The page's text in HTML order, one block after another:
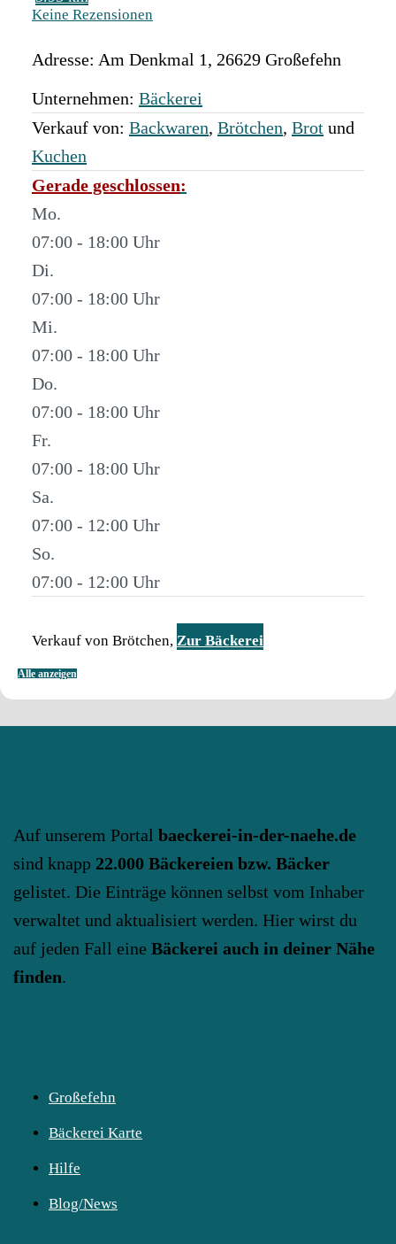
Keine Rezensionen
Adresse: Am Denkmal 1, 26629 Großefehn
Unternehmen: Bäckerei
Verkauf von: Backwaren, Brötchen, Brot und
Kuchen
Gerade geschlossen:
Mo.
07:00 - 18:00
Di.
07:00 - 18:00
Mi.
07:00 - 18:00
Do.
07:00 - 18:00
Fr.
07:00 - 18:00
Sa.
07:00 - 12:00
So.
07:00 - 12:00
Verkauf von Brötchen, Zur Bäckerei
Alle anzeigen
Auf unserem Portal baeckerei-in-der-naehe.de
sind knapp 22.000 Bäckereien bzw. Bäcker
gelistet. Die Einträge können selbst vom Inhaber
verwaltet und aktualisiert werden. Hier wirst du
auf jeden Fall eine Bäckerei auch in deiner Nähe
finden.
Großefehn
Bäckerei Karte
Hilfe
Blog/News